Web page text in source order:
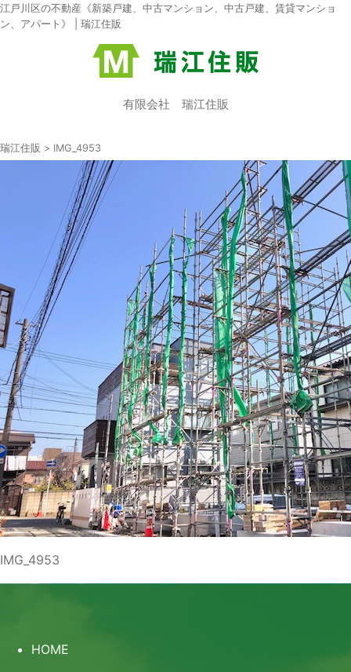
江戸川区の不動産《新築戸建、中古マンション、中古戸建、賃貸マンショ
ン、アパート》 | 瑞江住販
有限会社 瑞江住販
瑞江住販 > IMG_4953
IMG_4953
HOME